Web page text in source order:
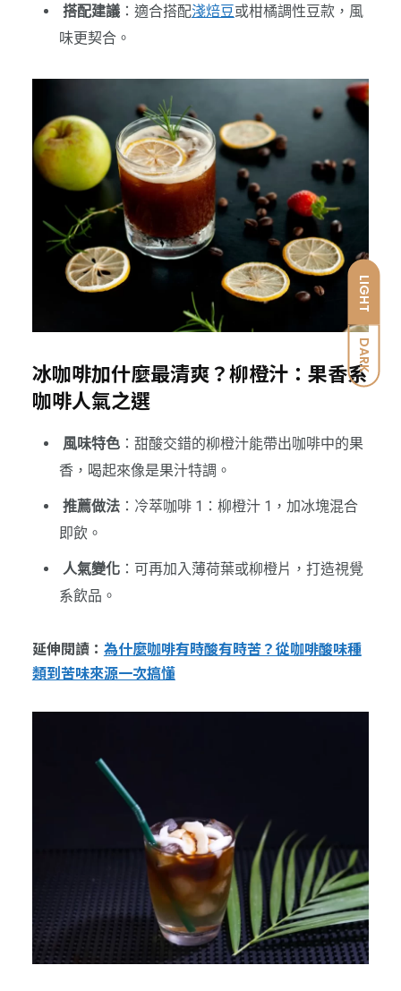
LIGHT
DARK
搭配建議：適合搭配淺焙豆或柑橘調性豆款，風
味更契合。
冰咖啡加什麼最清爽？柳橙汁：果香系
咖啡人氣之選
風味特色：甜酸交錯的柳橙汁能帶出咖啡中的果
香，喝起來像是果汁特調。
推薦做法：冷萃咖啡 1：柳橙汁 1，加冰塊混合
即飲。
人氣變化：可再加入薄荷葉或柳橙片，打造視覺
系飲品。
延伸閱讀： 為什麼咖啡有時酸有時苦？從咖啡酸味種
類到苦味來源一次搞懂